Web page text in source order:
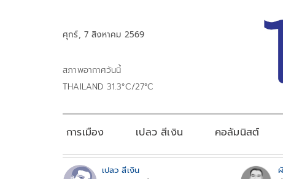
ศุกร์, 7 สิงหาคม 2569
สภาพอากาศวันนี้
THAILAND 31.3°C/27°C
การเมือง เปลว สีเงิน คอลัมนิสต์
เปลว สีเงิน